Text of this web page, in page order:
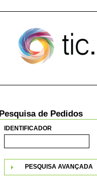
Pesquisa de Pedidos
IDENTIFICADOR
PESQUISA AVANÇADA